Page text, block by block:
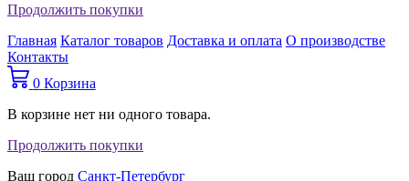
Продолжить покупки
Главная Каталог товаров Доставка и оплата О производстве
Контакты
0 Корзина
В корзине нет ни одного товара.
Продолжить покупки
Ваш город Санкт-Петербург